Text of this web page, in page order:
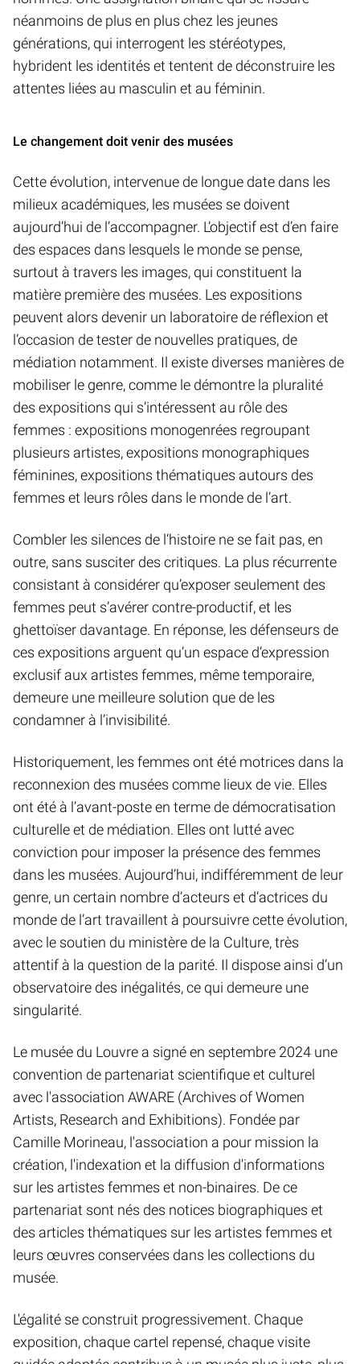
néanmoins de plus en plus chez les jeunes
générations, qui interrogent les stéréotypes,
hybrident les identités et tentent de déconstruire les
attentes liées au masculin et au féminin.
Le changement doit venir des musées
Cette évolution, intervenue de longue date dans les
milieux académiques, les musées se doivent
aujourd’hui de l’accompagner. L’objectif est d’en faire
des espaces dans lesquels le monde se pense,
surtout à travers les images, qui constituent la
matière première des musées. Les expositions
peuvent alors devenir un laboratoire de réflexion et
l’occasion de tester de nouvelles pratiques, de
médiation notamment. Il existe diverses manières de
mobiliser le genre, comme le démontre la pluralité
des expositions qui s’intéressent au rôle des
femmes : expositions monogenrées regroupant
plusieurs artistes, expositions monographiques
féminines, expositions thématiques autours des
femmes et leurs rôles dans le monde de l’art.
Combler les silences de l’histoire ne se fait pas, en
outre, sans susciter des critiques. La plus récurrente
consistant à considérer qu’exposer seulement des
femmes peut s’avérer contre-productif, et les
ghettoïser davantage. En réponse, les défenseurs de
ces expositions arguent qu’un espace d’expression
exclusif aux artistes femmes, même temporaire,
demeure une meilleure solution que de les
condamner à l’invisibilité.
Historiquement, les femmes ont été motrices dans la
reconnexion des musées comme lieux de vie. Elles
ont été à l’avant-poste en terme de démocratisation
culturelle et de médiation. Elles ont lutté avec
conviction pour imposer la présence des femmes
dans les musées. Aujourd’hui, indifféremment de leur
genre, un certain nombre d’acteurs et d’actrices du
monde de l’art travaillent à poursuivre cette évolution,
avec le soutien du ministère de la Culture, très
attentif à la question de la parité. Il dispose ainsi d’un
observatoire des inégalités, ce qui demeure une
singularité.
Le musée du Louvre a signé en septembre 2024 une
convention de partenariat scientifique et culturel
avec l'association AWARE (Archives of Women
Artists, Research and Exhibitions). Fondée par
Camille Morineau, l'association a pour mission la
création, l'indexation et la diffusion d'informations
sur les artistes femmes et non-binaires. De ce
partenariat sont nés des notices biographiques et
des articles thématiques sur les artistes femmes et
leurs œuvres conservées dans les collections du
musée.
L'égalité se construit progressivement. Chaque
exposition, chaque cartel repensé, chaque visite